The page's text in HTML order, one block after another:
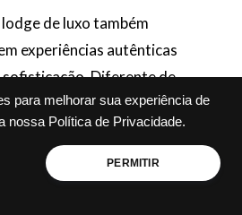
para melhorar sua experiência de
nossa Política de Privacidade.
PERMITIR
de luxo também
experiências autênticas
sofisticação. Diferente de
os melhores lodges Kruger
minimalista à paisagem,
personalizadas e
celebram ingredientes
com a Xtravel, essa